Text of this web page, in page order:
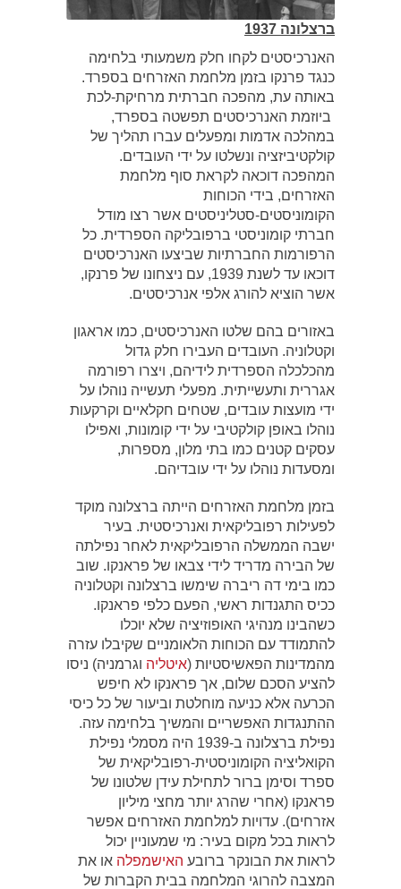
ברצלונה 1937
האנרכיסטים לקחו חלק משמעותי בלחימה
כנגד פרנקו בזמן מלחמת האזרחים בספרד.
באותה עת, מהפכה חברתית מרחיקת-לכת
ביוזמת האנרכיסטים תפשטה בספרד,
במהלכה אדמות ומפעלים עברו תהליך של
קולקטיביזציה ונשלטו על ידי העובדים.
המהפכה דוכאה לקראת סוף מלחמת
האזרחים, בידי הכוחות
הקומוניסטים-סטליניסטים אשר רצו מודל
חברתי קומוניסטי ברפובליקה הספרדית. כל
הרפורמות החברתיות שביצעו האנרכיסטים
דוכאו עד לשנת 1939, עם ניצחונו של פרנקו,
אשר הוציא להורג אלפי אנרכיסטים.
באזורים בהם שלטו האנרכיסטים, כמו אראגון
וקטלוניה. העובדים העבירו חלק גדול
מהכלכלה הספרדית לידיהם, ויצרו רפורמה
אגררית ותעשייתית. מפעלי תעשייה נוהלו על
ידי מועצות עובדים, שטחים חקלאיים וקרקעות
נוהלו באופן קולקטיבי על ידי קומונות, ואפילו
עסקים קטנים כמו בתי מלון, מספרות,
ומסעדות נוהלו על ידי עובדיהם.
בזמן מלחמת האזרחים הייתה ברצלונה מוקד
לפעילות רפובליקאית ואנרכיסטית. בעיר
ישבה הממשלה הרפובליקאית לאחר נפילתה
של הבירה מדריד לידי צבאו של פראנקו. שוב
כמו בימי דה ריברה שימשו ברצלונה וקטלוניה
ככיס התגנדות ראשי, הפעם כלפי פראנקו.
כשהבינו מנהיגי האופוזיציה שלא יוכלו
להתמודד עם הכוחות הלאומניים שקיבלו עזרה
מהמדינות הפאשיסטיות (איטליה וגרמניה) ניסו
להציע הסכם שלום, אך פראנקו לא חיפש
הכרעה אלא כניעה מוחלטת וביעור של כל כיסי
ההתנגדות האפשריים והמשיך בלחימה עזה.
נפילת ברצלונה ב-1939 היה מסמלי נפילת
הקואליציה הקומוניסטית-רפובליקאית של
ספרד וסימן ברור לתחילת עידן שלטונו של
פראנקו (אחרי שהרג יותר מחצי מיליון
אזרחים). עדויות למלחמת האזרחים אפשר
לראות בכל מקום בעיר: מי שמעוניין יכול
לראות את הבונקר ברובע האישמפלה או את
המצבה להרוגי המלחמה בבית הקברות של